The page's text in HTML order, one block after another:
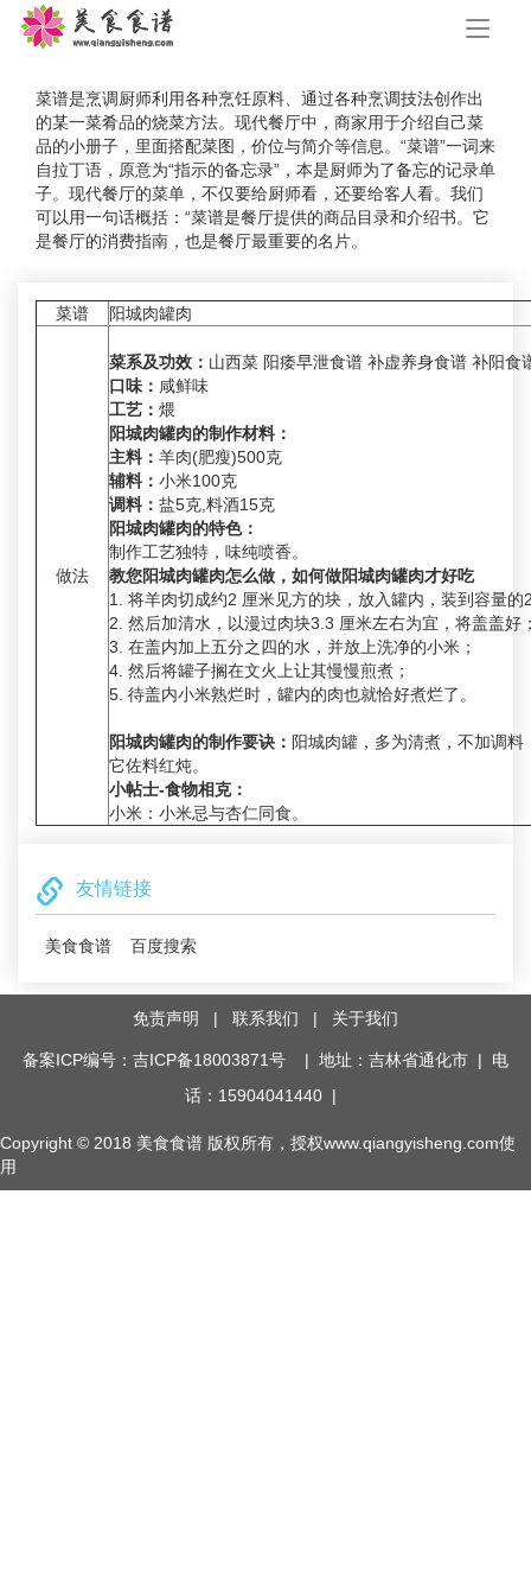
手
菜谱是烹调厨师利用各种烹饪原料、通过各种烹调技法创作出
的某一菜肴品的烧菜方法。现代餐厅中，商家用于介绍自己菜
品的小册子，里面搭配菜图，价位与简介等信息。“菜谱”一词来
自拉丁语，原意为“指示的备忘录”，本是厨师为了备忘的记录单
子。现代餐厅的菜单，不仅要给厨师看，还要给客人看。我们
可以用一句话概括：“菜谱是餐厅提供的商品目录和介绍书。它
是餐厅的消费指南，也是餐厅最重要的名片。
菜谱 阳城肉罐肉
做法
菜系及功效： 山西菜 阳痿早泄食谱 补虚养身食谱 补阳食
口味： 咸鲜味
工艺： 煨
阳城肉罐肉的制作材料：
主料： 羊肉(肥瘦)500克
辅料： 小米100克
调料： 盐5克,料酒15克
阳城肉罐肉的特色：
制作工艺独特，味纯喷香。
教您阳城肉罐肉怎么做，如何做阳城肉罐肉才好吃
1. 将羊肉切成约2 厘米见方的块，放入罐内，装到容量的
2. 然后加清水，以漫过肉块3.3 厘米左右为宜，将盖盖好
3. 在盖内加上五分之四的水，并放上洗净的小米；
4. 然后将罐子搁在文火上让其慢慢煎煮；
5. 待盖内小米熟烂时，罐内的肉也就恰好煮烂了。
阳城肉罐肉的制作要诀： 阳城肉罐，多为清煮，不加调料
它佐料红炖。
小帖士-食物相克：
小米：小米忌与杏仁同食。
友情链接
美食食谱 百度搜索
免责声明 | 联系我们 | 关于我们
备案ICP编号：吉ICP备18003871号 | 地址：吉林省通化市 | 电
话：15904041440 |
Copyright © 2018 美食食谱 版权所有，授权www.qiangyisheng.com使
用